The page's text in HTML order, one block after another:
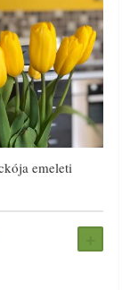
emeleti